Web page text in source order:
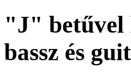
"J" betűvel
bassz és